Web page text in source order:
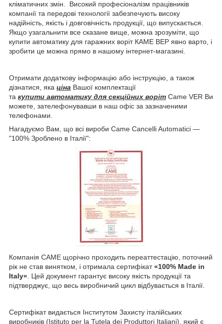
кліматичних змін. Високий професіоналізм працівників
компанії та передові технології забезпечують високу
надійність, якість і довговічність продукції, що випускається.
Якщо узагальнити все сказане вище, можна зрозуміти, що
купити автоматику для гаражних воріт КАМЕ ВЕР явно варто, і
зробити це можна прямо в нашому інтернет-магазині.
Отримати додаткову інформацію або інструкцію, а також
дізнатися, яка ціна Вашої комплектації
та купити автоматику для секційних воріт Came VER Ви
можете, зателефонувавши в наш офіс за зазначеними
телефонами.
Нагадуємо Вам, що всі вироби Came Cancelli Automatici —
"100% Зроблено в Італії":
Компанія CAME щорічно проходить переаттестацію, поточний
рік не став винятком, і отримала сертифікат«100% Made in
Italy». Цей документ гарантує високу якість продукції та
підтверджує, що весь виробничий цикл відбувається в Італії.
Сертифікат видається Інститутом Захисту італійських
виробників (Istituto per la Tutela dei Produttori Italiani), який є